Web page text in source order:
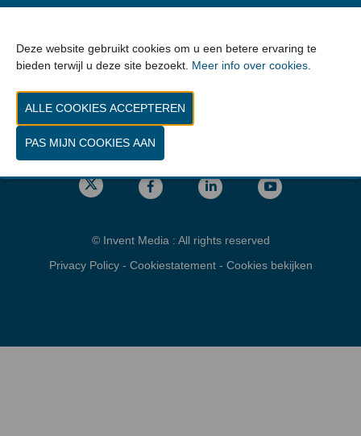
Woensdag 24 maart 2027 van 10.00 - 18.00
Donderdag 25 maart 2027 van 10.00 - 22.00
Locatie
gps: Parking C - Romeinsesteenweg
1853 Brussel
© Invent Media : All rights reserved
Privacy Policy- Cookiestatement- Cookies bekijken
Deze website gebruikt cookies om u een betere ervaring te
bieden terwijl u deze site bezoekt. Meer info over cookies